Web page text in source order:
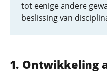
tot eenige andere
beslissing van
Ontwikkeling